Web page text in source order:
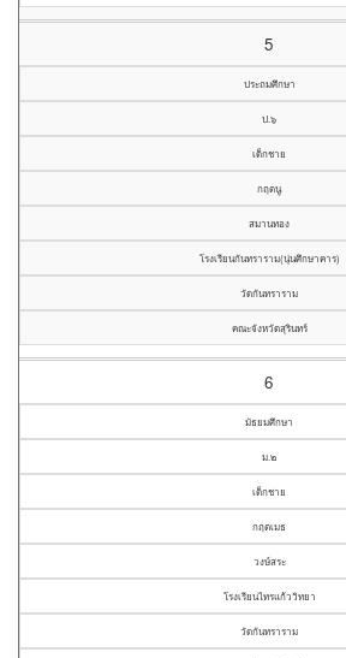
5
ประถมศึกษา
ป.๖
เด็กชาย
กฤตนู
สมานทอง
โรงเรียนกันทราราม(นุ่นศึกษาคาร)
วัดกันทราราม
คณะจังหวัดสุรินทร์
6
มัธยมศึกษา
ม.๒
เด็กชาย
กฤตเมธ
วงษ์สระ
โรงเรียนไทรแก้ววิทยา
วัดกันทราราม